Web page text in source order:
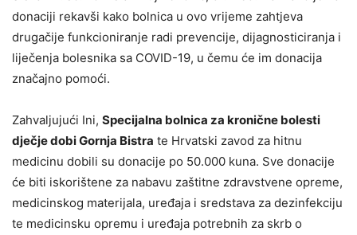
donaciji rekavši kako bolnica u ovo vrijeme zahtjeva
drugačije funkcioniranje radi prevencije, dijagnosticiranja i
liječenja bolesnika sa COVID-19, u čemu će im donacija
značajno pomoći.
Zahvaljujući Ini, Specijalna bolnica za kronične bolesti
dječje dobi Gornja Bistra te Hrvatski zavod za hitnu
medicinu dobili su donacije po 50.000 kuna. Sve donacije
će biti iskorištene za nabavu zaštitne zdravstvene opreme,
medicinskog materijala, uređaja i sredstava za dezinfekciju
te medicinsku opremu i uređaja potrebnih za skrb o